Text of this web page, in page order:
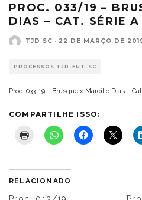
PROC. 033/19 –
DIAS – CAT. SÉRIE
TJD SC · 22 DE MARÇO DE
PROCESSOS TJD-FUT-SC
Proc. 033-19 – Brusque x Marcílio Dias –
COMPARTILHE ISSO:
RELACIONADO